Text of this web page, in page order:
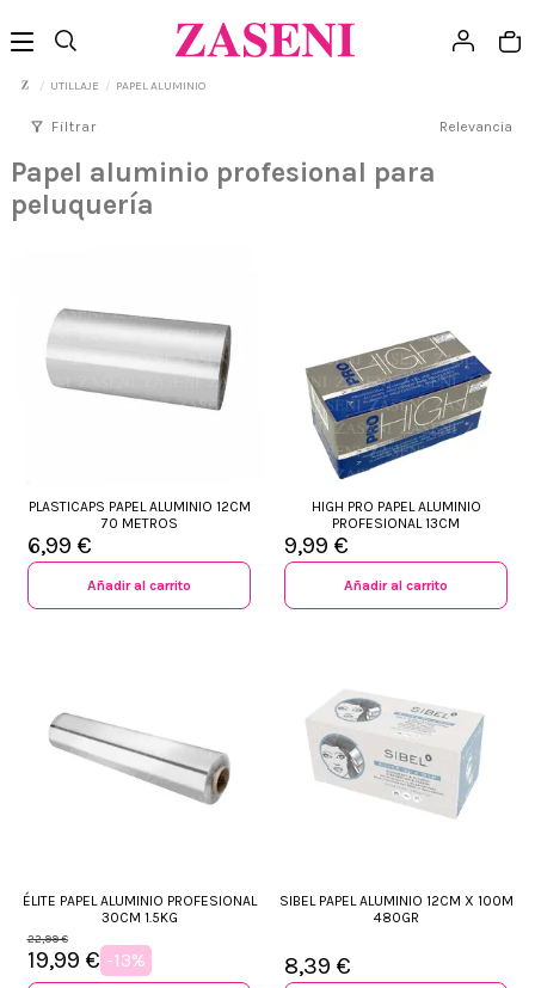
UTILLAJE PAPEL ALUMINIO
filter_alt Filtrar Relevancia
Papel aluminio profesional para
peluquería
PLASTICAPS PAPEL ALUMINIO 12CM
70 METROS
6,99 €
Añadir al carrito
HIGH PRO PAPEL ALUMINIO
PROFESIONAL 13CM
9,99 €
Añadir al carrito
ÉLITE PAPEL ALUMINIO PROFESIONAL
30CM 1.5KG
22,99 €
19,99 € -13%
SIBEL PAPEL ALUMINIO 12CM X 100M
480GR
8,39 €